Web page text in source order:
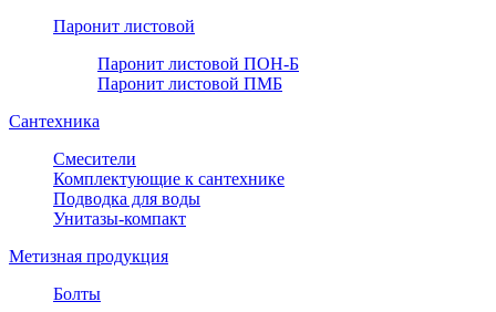
Паронит листовой
Паронит листовой ПОН-Б
Паронит листовой ПМБ
Сантехника
Смесители
Комплектующие к сантехнике
Подводка для воды
Унитазы-компакт
Метизная продукция
Болты